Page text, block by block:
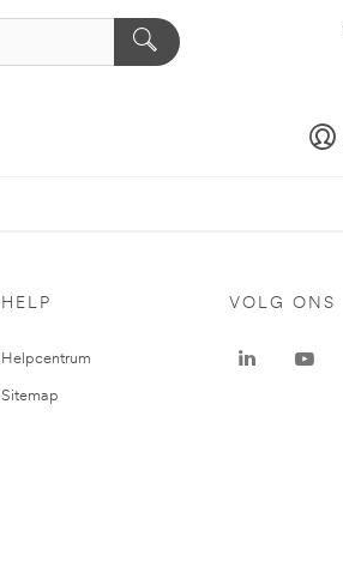
HELP
Helpcentrum
Sitemap
VOLG ONS